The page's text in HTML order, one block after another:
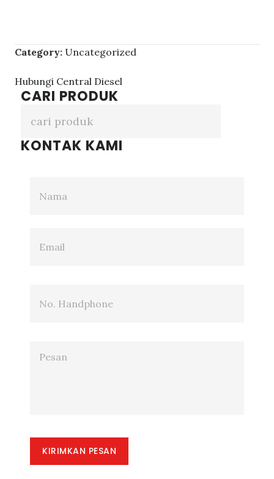
Category: Uncategorized
Hubungi Central Diesel
CARI PRODUK
KONTAK KAMI
KIRIMKAN PESAN